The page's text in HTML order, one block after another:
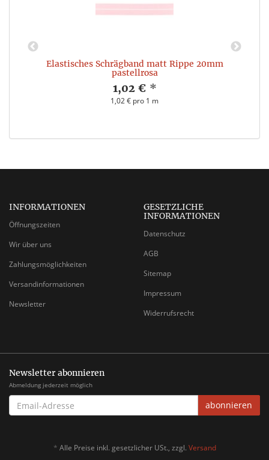
Elastisches Schrägband matt Rippe 20mm
pastellrosa
1,02 € *
1,02 € pro 1 m
INFORMATIONEN
Öffnungszeiten
Wir über uns
Zahlungsmöglichkeiten
Versandinformationen
Newsletter
GESETZLICHE
INFORMATIONEN
Datenschutz
AGB
Sitemap
Impressum
Widerrufsrecht
Newsletter abonnieren
Abmeldung jederzeit möglich
EMAIL-
ADRESSE
abonnieren
* Alle Preise inkl. gesetzlicher USt., zzgl. Versand